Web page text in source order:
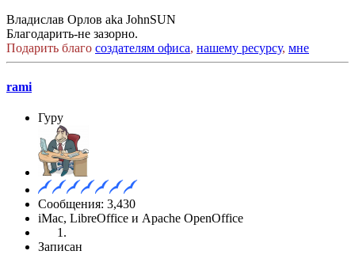
Владислав Орлов aka JohnSUN
Благодарить-не зазорно.
Подарить благо создателям офиса, нашему ресурсу, мне
rami
Гуру
Сообщения: 3,430
iMac, LibreOffice и Apache OpenOffice
Записан